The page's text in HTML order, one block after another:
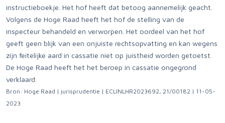
instructieboekje. Het hof heeft dat betoog aannemelijk geacht.
Volgens de Hoge Raad heeft het hof de stelling van de
inspecteur behandeld en verworpen. Het oordeel van het hof
geeft geen blijk van een onjuiste rechtsopvatting en kan wegens
zijn feitelijke aard in cassatie niet op juistheid worden getoetst.
De Hoge Raad heeft het het beroep in cassatie ongegrond
verklaard.
Bron: Hoge Raad | jurisprudentie | ECLINLHR2023692, 21/00182 | 11-05-
2023